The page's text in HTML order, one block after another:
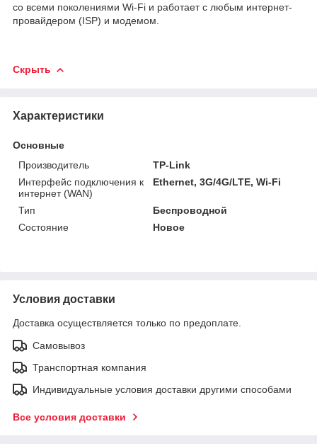
со всеми поколениями Wi-Fi и работает с любым интернет-
провайдером (ISP) и модемом.
Скрыть
Характеристики
Основные
Производитель
TP-Link
Интерфейс подключения к
интернет (WAN)
Ethernet, 3G/4G/LTE, Wi-Fi
Тип
Беспроводной
Состояние
Новое
Условия доставки
Доставка осуществляется только по предоплате.
Самовывоз
Транспортная компания
Индивидуальные условия доставки другими способами
Все условия доставки